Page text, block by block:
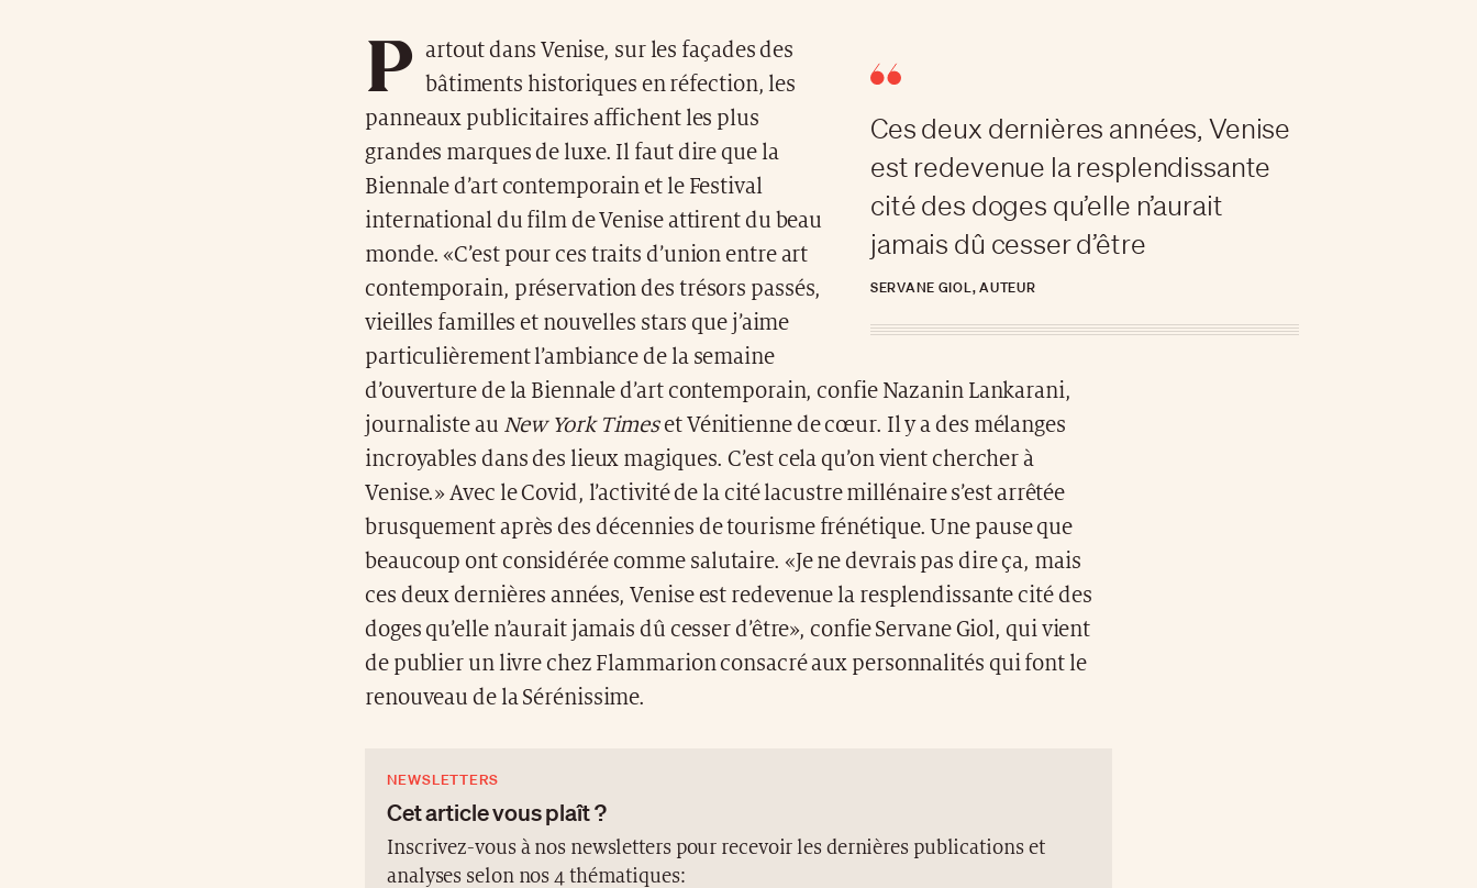
Ces deux dernières années, Venise
est redevenue la resplendissante
cité des doges qu’elle n’aurait
jamais dû cesser d’être
SERVANE GIOL, AUTEUR
P artout dans Venise, sur les façades des
bâtiments historiques en réfection, les
panneaux publicitaires affichent les plus
grandes marques de luxe. Il faut dire que la
Biennale d’art contemporain et le Festival
international du film de Venise attirent du beau
monde. «C’est pour ces traits d’union entre art
contemporain, préservation des trésors passés,
vieilles familles et nouvelles stars que j’aime
particulièrement l’ambiance de la semaine
d’ouverture de la Biennale d’art contemporain, confie Nazanin Lankarani,
journaliste au New York Timeset Vénitienne de cœur. Il y a des mélanges
incroyables dans des lieux magiques. C’est cela qu’on vient chercher à
Venise.» Avec le Covid, l’activité de la cité lacustre millénaire s’est arrêtée
brusquement après des décennies de tourisme frénétique. Une pause que
beaucoup ont considérée comme salutaire. «Je ne devrais pas dire ça, mais
ces deux dernières années, Venise est redevenue la resplendissante cité des
doges qu’elle n’aurait jamais dû cesser d’être», confie Servane Giol, qui vient
de publier un livre chez Flammarion consacré aux personnalités qui font le
renouveau de la Sérénissime.
NEWSLETTERS
Cet article vous plaît ?
Inscrivez-vous à nos newsletters pour recevoir les dernières publications et
analyses selon nos 4 thématiques: